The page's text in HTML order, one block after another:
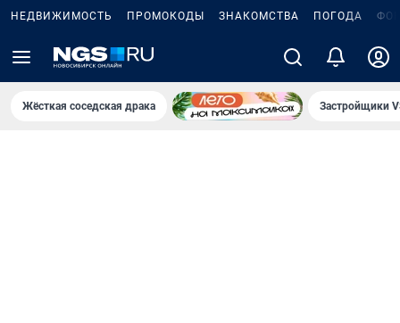
НЕДВИЖИМОСТЬ ПРОМОКОДЫ ЗНАКОМСТВА ПОГОДА
Жёсткая соседская драка Застройщики